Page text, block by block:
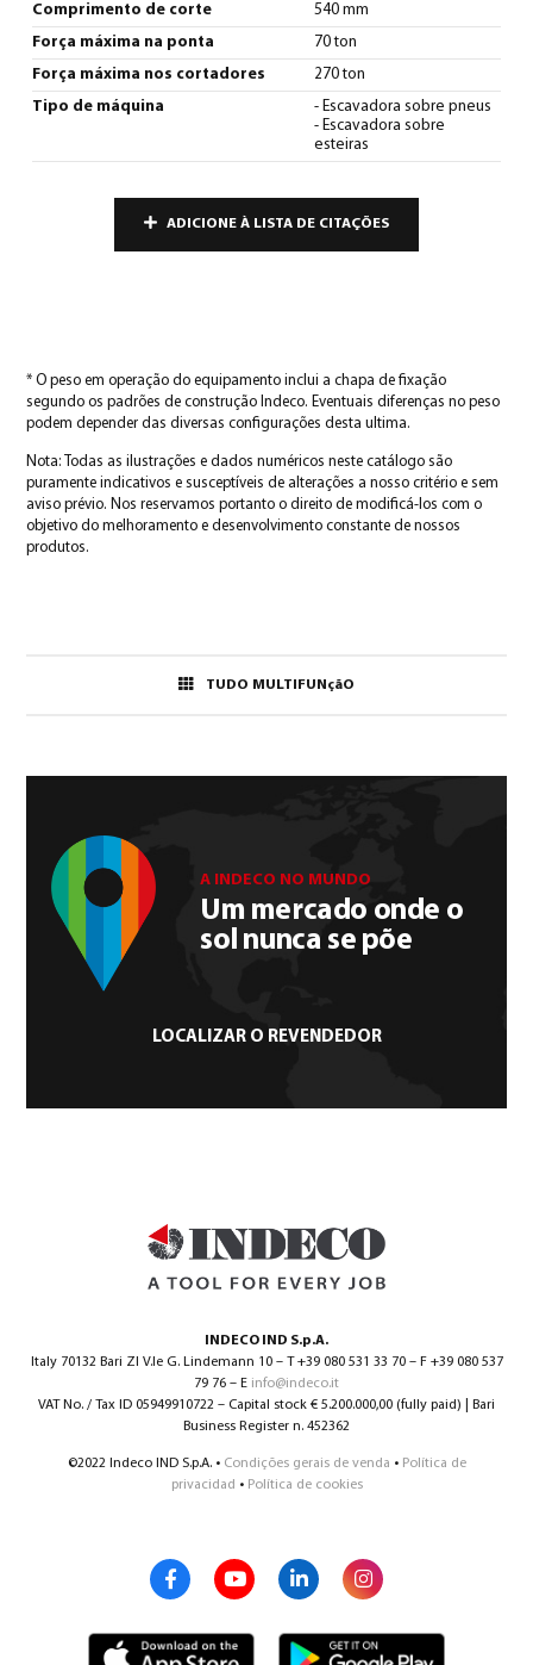
Comprimento de corte 540 mm
Força máxima na ponta 70 ton
Força máxima nos cortadores 270 ton
Tipo de máquina
- Escavadora sobre pneus
- Escavadora sobre
esteiras
ADICIONE À LISTA DE CITAÇÕES
* O peso em operação do equipamento inclui a chapa de fixação
segundo os padrões de construção Indeco. Eventuais diferenças no peso
podem depender das diversas configurações desta ultima.
Nota: Todas as ilustrações e dados numéricos neste catálogo são
puramente indicativos e susceptíveis de alterações a nosso critério e sem
aviso prévio. Nos reservamos portanto o direito de modificá-los com o
objetivo do melhoramento e desenvolvimento constante de nossos
produtos.
TUDO MULTIFUNçãO
A INDECO NO MUNDO
Um mercado onde o
sol nunca se põe
LOCALIZAR O REVENDEDOR
INDECO IND S.p.A.
Italy 70132 Bari ZI V.le G. Lindemann 10 – T +39 080 531 33 70 – F +39 080 537
79 76 – E info@indeco.it
VAT No. / Tax ID 05949910722 – Capital stock € 5.200.000,00 (fully paid) | Bari
Business Register n. 452362
©2022 Indeco IND S.p.A. • Condições gerais de venda • Política de
privacidad • Política de cookies